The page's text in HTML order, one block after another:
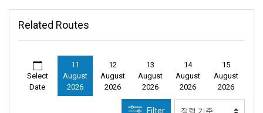
Related Routes
Select
Date
11
August
2026
12
August
2026
13
August
2026
14
August
2026
15
August
2026
Filter